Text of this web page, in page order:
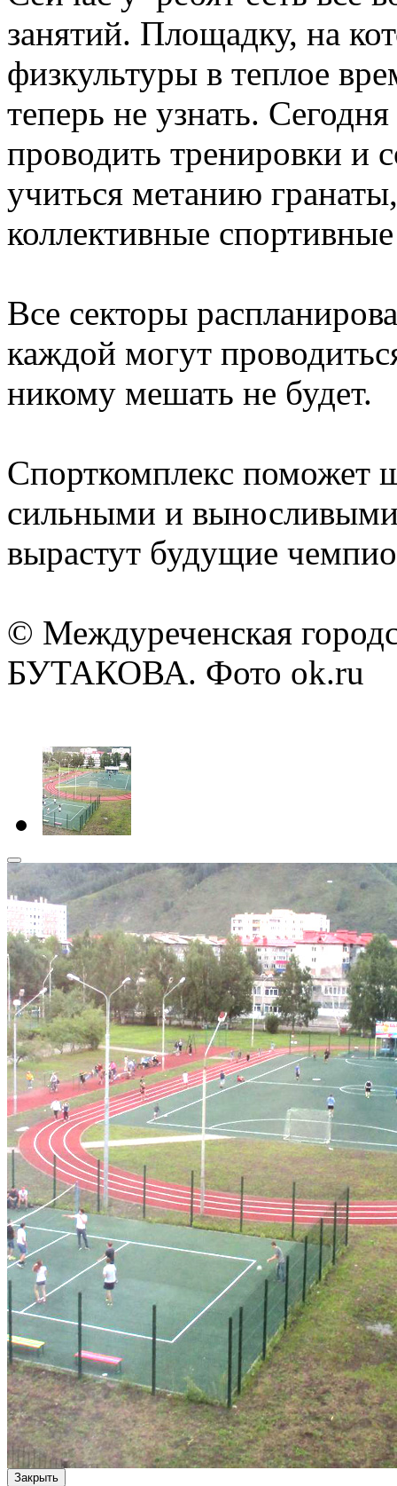
занятий. Площадку, на
физкультуры в теплое
теперь не узнать.
проводить тренировки и
учиться метанию
коллективные
Все секторы
каждой могут
никому мешать не будет.
Спорткомплекс поможет
сильными и
вырастут будущие
© Междуреченская
БУТАКОВА. Фото ok.ru
Закрыть